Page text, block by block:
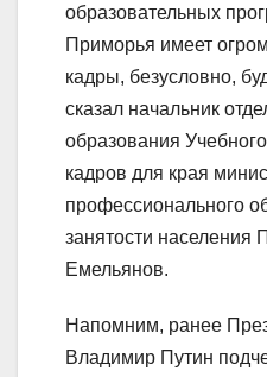
образовательных
Приморья имеет
кадры, безусловно,
сказал начальник
образования
кадров для края
профессионального
занятости населения
Емельянов.
Напомним, ранее
Владимир Путин